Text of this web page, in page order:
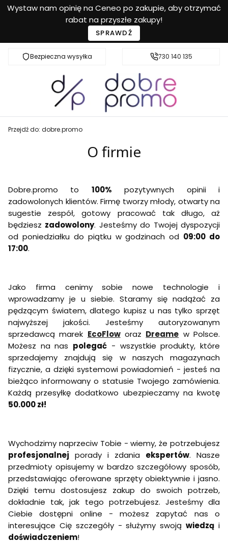
Wystaw nam opinię na Ceneo po zakupie, aby otrzymać
rabat na przyszłe zakupy!
SPRAWDŹ
Bezpieczna wysyłka Przyjazna pomoc
730 140 135
Przejdź do: dobre.promo
O firmie
Dobre.promo to 100% pozytywnych opinii i
zadowolonych klientów. Firmę tworzy młody, otwarty na
sugestie zespół, gotowy pracować tak długo, aż
będziesz zadowolony. Jesteśmy do Twojej dyspozycji
od poniedziałku do piątku w godzinach od 09:00 do
17:00.
Jako firma cenimy sobie nowe technologie i
wprowadzamy je u siebie. Staramy się nadążać za
pędzącym światem, dlatego kupisz u nas tylko sprzęt
najwyższej jakości. Jesteśmy autoryzowanym
sprzedawcą marek EcoFloworaz Dreame w Polsce.
Możesz na nas polegać - wszystkie produkty, które
sprzedajemy znajdują się w naszych magazynach
fizycznie, a dzięki systemowi powiadomień - jesteś na
bieżąco informowany o statusie Twojego zamówienia.
Każdą przesyłkę dodatkowo ubezpieczamy na kwotę
50.000 zł!
Wychodzimy naprzeciw Tobie - wiemy, że potrzebujesz
profesjonalnej porady i zdania ekspertów. Nasze
przedmioty opisujemy w bardzo szczegółowy sposób,
przedstawiając oferowane sprzęty obiektywnie i jasno.
Dzięki temu dostosujesz zakup do swoich potrzeb,
dokładnie tak, jak tego potrzebujesz. Jesteśmy dla
Ciebie dostępni online - możesz zapytać nas o
interesujące Cię szczegóły - służymy swojąwiedzą i
doświadczeniem!